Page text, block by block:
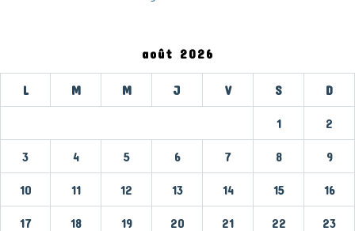
août 2026
L M M J V S D
1 2
3 4 5 6 7 8 9
10 11 12 13 14 15 16
17 18 19 20 21 22 23